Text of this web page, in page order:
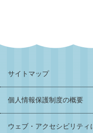
サイトマップ
個人情報保護制度の概要
ウェブ・アクセシビリティ